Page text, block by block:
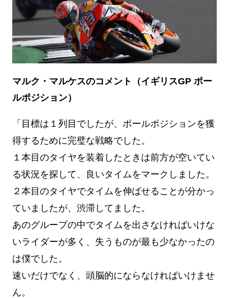
マルク・マルケスのコメント（イギリスGP ポー
ルポジション）
「目標は１列目でしたが、ポールポジションを獲
得するために完璧な戦略でした。
１本目のタイヤを装着したときは前方が空いてい
る状況を探して、良いタイムをマークしました。
２本目のタイヤでタイムを伸ばせることが分かっ
ていましたが、渋滞してました。
あのグループの中でタイムを出さなければいけな
いライダーが多く、失うものが最も少なかったの
は僕でした。
速いだけでなく、頭脳的にならなければいけませ
ん。